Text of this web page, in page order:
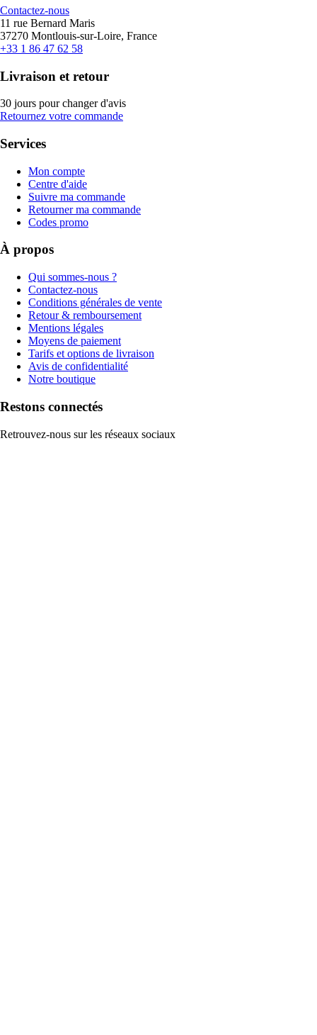
Contactez-nous
11 rue Bernard Maris
37270 Montlouis-sur-Loire, France
+33 1 86 47 62 58
Livraison et retour
30 jours pour changer d'avis
Retournez votre commande
Services
Mon compte
Centre d'aide
Suivre ma commande
Retourner ma commande
Codes promo
À propos
Qui sommes-nous ?
Contactez-nous
Conditions générales de vente
Retour & remboursement
Mentions légales
Moyens de paiement
Tarifs et options de livraison
Avis de confidentialité
Notre boutique
Restons connectés
Retrouvez-nous sur les réseaux sociaux